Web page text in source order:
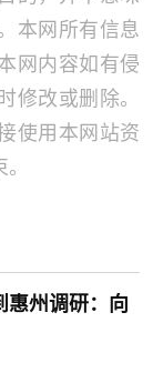
本网所有信息
网内容如有侵
修改或删除。
使用本网站资
惠州调研：向